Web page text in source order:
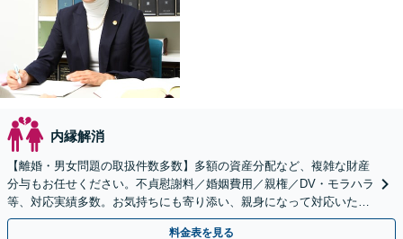
内縁解消
【離婚・男女問題の取扱件数多数】多額の資産分配など、複雑な財産
分与もお任せください。不貞慰謝料／婚姻費用／親権／DV・モラハラ
等、対応実績多数。お気持ちにも寄り添い、親身になって対応いたし
ます【上大岡駅直結】【平日夜間・土日祝相談可】
料金表を見る